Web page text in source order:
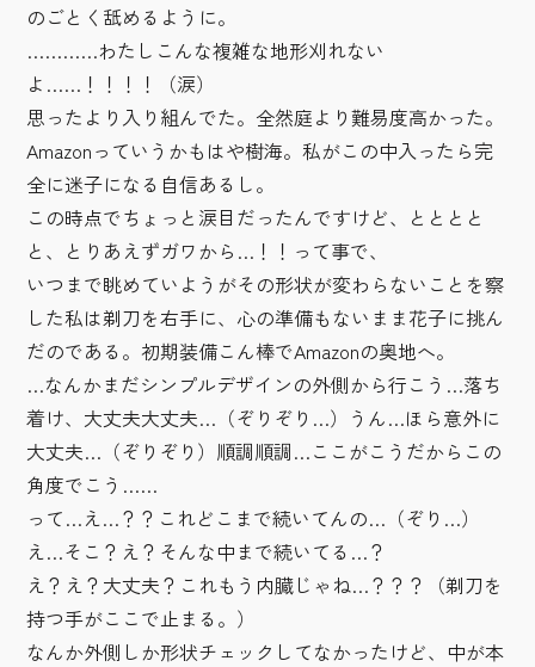
のごとく舐めるように。
…………わたしこんな複雑な地形刈れない
よ……！！！！（涙）
思ったより入り組んでた。全然庭より難易度高かった。
Amazonっていうかもはや樹海。私がこの中入ったら完
全に迷子になる自信あるし。
この時点でちょっと涙目だったんですけど、とととと
と、とりあえずガワから…！！って事で、
いつまで眺めていようがその形状が変わらないことを察
した私は剃刀を右手に、心の準備もないまま花子に挑ん
だのである。初期装備こん棒でAmazonの奥地へ。
…なんかまだシンプルデザインの外側から行こう…落ち
着け、大丈夫大丈夫…（ぞりぞり…）うん…ほら意外に
大丈夫…（ぞりぞり）順調順調…ここがこうだからこの
角度でこう……
って…え…？？これどこまで続いてんの…（ぞり…）
え…そこ？え？そんな中まで続いてる…？
え？え？大丈夫？これもう内臓じゃね…？？？（剃刀を
持つ手がここで止まる。）
なんか外側しか形状チェックしてなかったけど、中が本